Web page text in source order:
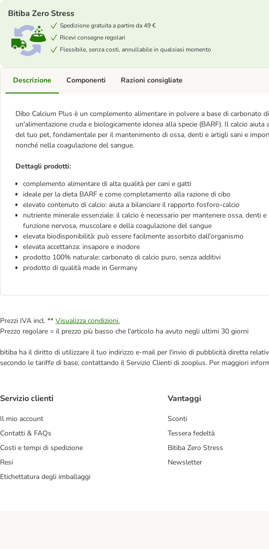
Bitiba Zero Stress
Spedizione gratuita a partire da 49 €
Ricevi consegne regolari
Flessibile, senza costi, annullabile in qualsiasi momento
Descrizione
Dibo Calcium Plus è un complemento alimentare in polvere a base di carbonato
un'alimentazione cruda e biologicamente idonea alla specie (BARF). Il calcio
del tuo pet, fondamentale per il mantenimento di ossa, denti e artigli sani e
nonché nella coagulazione del sangue.
Dettagli prodotti:
complemento alimentare di alta qualità per cani e gatti
ideale per la dieta BARF e come completamento alla razione di cibo
elevato contenuto di calcio: aiuta a bilanciare il rapporto fosforo-calcio
nutriente minerale essenziale: il calcio è necessario per mantenere ossa, denti
funzione nervosa, muscolare e della coagulazione del sangue
elevata biodisponibilità: può essere facilmente assorbito dall'organismo
elevata accettanza: insapore e inodore
prodotto 100% naturale: carbonato di calcio puro, senza additivi
prodotto di qualità made in Germany
Componenti Razioni consigliate
Prezzi IVA incl. ** Visualizza condizioni.
Prezzo regolare = il prezzo più basso che l'articolo ha avuto negli ultimi 30 giorni
bitiba ha il diritto di utilizzare il tuo indirizzo e-mail per l'invio di pubblicità diretta
secondo le tariffe di base, contattando il Servizio Clienti di zooplus. Per maggiori
Servizio clienti
Il mio account
Contatti & FAQs
Costi e tempi di spedizione
Resi
Etichettatura degli imballaggi
Vantaggi
Sconti
Tessera fedeltà
Bitiba Zero Stress
Newsletter